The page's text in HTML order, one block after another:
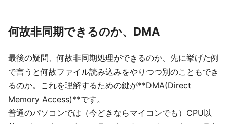
何故非同期できるのか、DMA
最後の疑問、何故非同期処理ができるのか、先に挙げた例
で言うと何故ファイル読み込みをやりつつ別のこともでき
るのか。これを理解するための鍵が**DMA(Direct
Memory Access)**です。
普通のパソコンでは（今どきならマイコンでも）CPU以